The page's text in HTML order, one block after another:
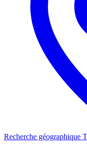
Recherche géographique